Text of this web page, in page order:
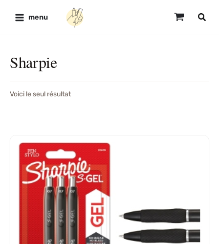
menu
Sharpie
Voici le seul résultat